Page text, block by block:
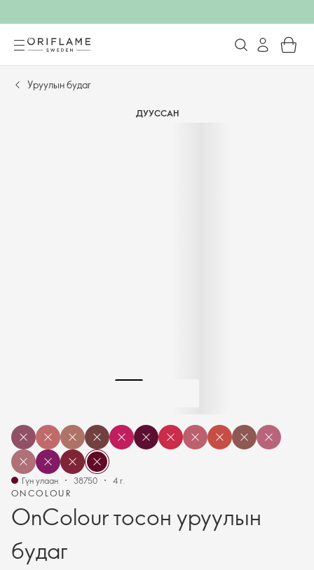
Уруулын будаг
ДУУССАН
ONCOLOUR
OnColour тосон уруулын
будаг
Гүн улаан 38750 4 г.